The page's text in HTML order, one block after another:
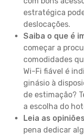
estratégica
deslocações.
Saiba o que é
começar a
comodidades
Wi-Fi fiável é
ginásio à
de estimação?
a escolha do
Leia as
pena dedicar